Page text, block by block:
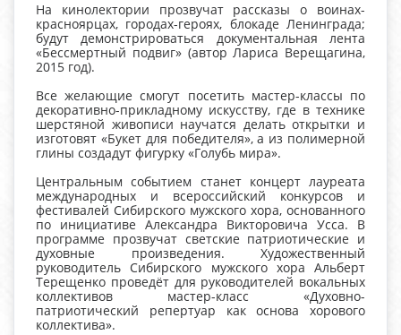
На кинолектории прозвучат рассказы о воинах-
красноярцах, городах-героях, блокаде Ленинграда;
будут демонстрироваться документальная лента
«Бессмертный подвиг» (автор Лариса Верещагина,
2015 год).
Все желающие смогут посетить мастер-классы по
декоративно-прикладному искусству, где в технике
шерстяной живописи научатся делать открытки и
изготовят «Букет для победителя», а из полимерной
глины создадут фигурку «Голубь мира».
Центральным событием станет концерт лауреата
международных и всероссийский конкурсов и
фестивалей Сибирского мужского хора, основанного
по инициативе Александра Викторовича Усса. В
программе прозвучат светские патриотические и
духовные произведения. Художественный
руководитель Сибирского мужского хора Альберт
Терещенко проведёт для руководителей вокальных
коллективов мастер-класс «Духовно-
патриотический репертуар как основа хорового
коллектива».